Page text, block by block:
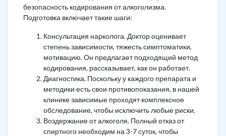
безопасность кодирования от алкоголизма.
Подготовка включает такие шаги:
Консультация нарколога. Доктор оценивает
степень зависимости, тяжесть симптоматики,
мотивацию. Он предлагает подходящий метод
кодирования, рассказывает, как он работает.
Диагностика. Поскольку у каждого препарата и
методики есть свои противопоказания, в нашей
клинике зависимые проходят комплексное
обследование, чтобы исключить любые риски.
Воздержание от алкоголя. Полный отказ от
спиртного необходим на 3-7 суток, чтобы